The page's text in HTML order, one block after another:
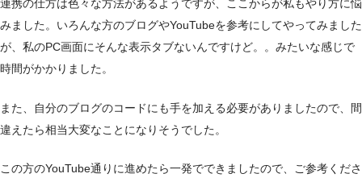
連携の仕方は色々な方法があるようですが、ここからが私もやり方に悩
みました。いろんな方のブログやYouTubeを参考にしてやってみました
が、私のPC画面にそんな表示タブないんですけど。。みたいな感じで
時間がかかりました。
また、自分のブログのコードにも手を加える必要がありましたので、間
違えたら相当大変なことになりそうでした。
この方のYouTube通りに進めたら一発でできましたので、ご参考くださ